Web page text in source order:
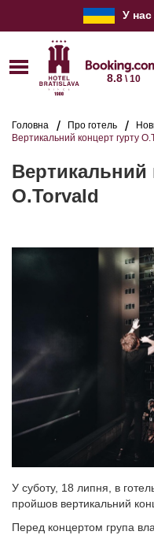
У нас
8.8\ 10
Головна Про готель
Вертикальний концерт гурту
Вертикальний
O.Torvald
У суботу, 18 липня, в
пройшов вертикальний
Перед концертом група